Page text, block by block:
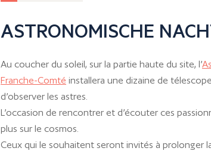
ASTRONOMISCHE
Au coucher du soleil, sur la partie haute du site, l’
Franche-Comté installera une dizaine de
d’observer les astres.
L’occasion de rencontrer et d’écouter ces
plus sur le cosmos.
Ceux qui le souhaitent seront invités à prolonger